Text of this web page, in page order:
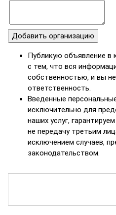
Публикую объявление в
с тем, что вся
собственностью, и вы
ответственность.
Введенные
исключительно для
наших услуг,
не передачу третьим
исключением случаев,
законодательством.